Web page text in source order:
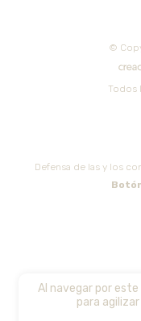
Al navegar por
para
©
Todos
Defensa de las y los